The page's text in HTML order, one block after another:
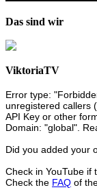
Das sind wir
ViktoriaTV
Error type:
unregistered callers
API Key or other
Domain: "global".
Did you added your
Check in YouTube if
Check the FAQ of